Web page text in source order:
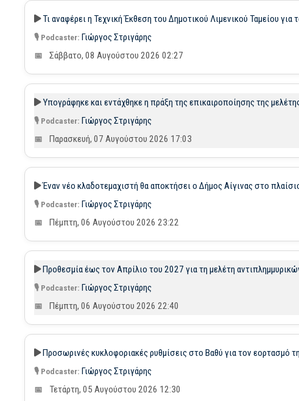
Τι αναφέρει η Τεχνική Έκθεση του Δημοτικού Λιμενικού Ταμείου
Γιώργος Στριγάρης
Σάββατο, 08 Αυγούστου 2026 02:27
Υπογράφηκε και εντάχθηκε η πράξη της επικαιροποίησης της
Γιώργος Στριγάρης
Παρασκευή, 07 Αυγούστου 2026 17:03
Έναν νέο κλαδοτεμαχιστή θα αποκτήσει ο Δήμος Αίγινας στο
Γιώργος Στριγάρης
Πέμπτη, 06 Αυγούστου 2026 23:22
Προθεσμία έως τον Απρίλιο του 2027 για τη μελέτη
Γιώργος Στριγάρης
Πέμπτη, 06 Αυγούστου 2026 22:40
Προσωρινές κυκλοφοριακές ρυθμίσεις στο Βαθύ για τον
Γιώργος Στριγάρης
Τετάρτη, 05 Αυγούστου 2026 12:30